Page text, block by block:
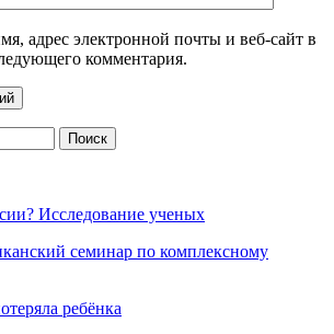
адрес электронной почты и веб-сайт в
комментария.
Исследование ученых
семинар по комплексному
ребёнка